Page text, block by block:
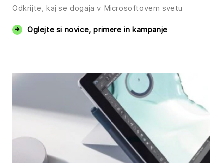
Odkrijte, kaj se dogaja v Microsoftovem svetu
Oglejte si novice, primere in kampanje